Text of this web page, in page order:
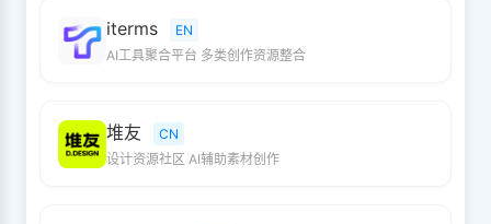
iterms
EN
AI工具聚合平台 多类创作资源整合
堆友
CN
设计资源社区 AI辅助素材创作